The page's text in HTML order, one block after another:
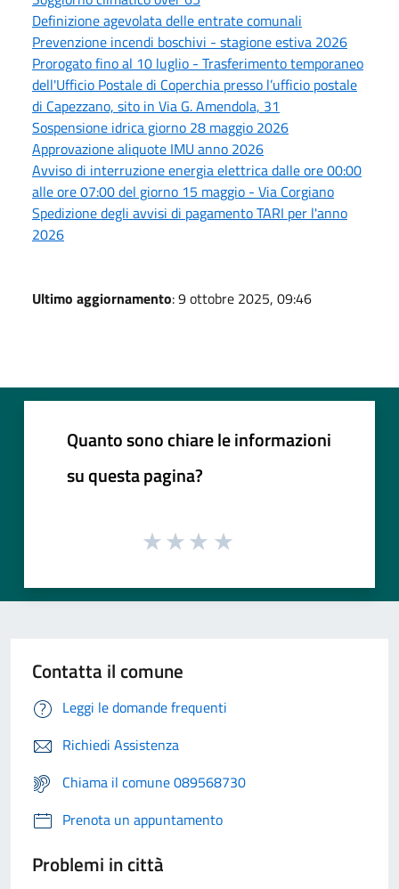
Definizione agevolata delle entrate comunali
Prevenzione incendi boschivi - stagione estiva 2026
Prorogato fino al 10 luglio - Trasferimento temporaneo
dell'Ufficio Postale di Coperchia presso l’ufficio postale
di Capezzano, sito in Via G. Amendola, 31
Sospensione idrica giorno 28 maggio 2026
Approvazione aliquote IMU anno 2026
Avviso di interruzione energia elettrica dalle ore 00:00
alle ore 07:00 del giorno 15 maggio - Via Corgiano
Spedizione degli avvisi di pagamento TARI per l'anno
2026
Ultimo aggiornamento: 9 ottobre 2025, 09:46
Quanto sono chiare le informazioni
su questa pagina?
Contatta il comune
Leggi le domande frequenti
Richiedi Assistenza
Chiama il comune 089568730
Prenota un appuntamento
Problemi in città